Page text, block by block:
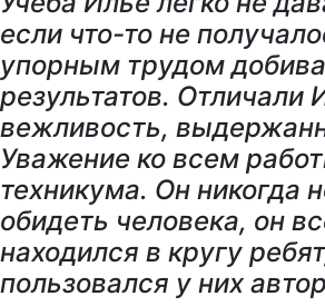
если что-то не
упорным трудом
результатов. Отличали
вежливость,
Уважение ко всем
техникума. Он никогда
обидеть человека, он
находился в кругу
пользовался у них